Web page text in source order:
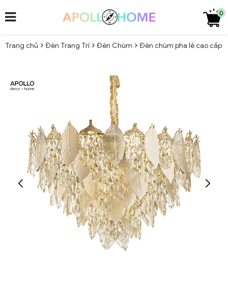
0
Trang chủ Đèn Trang Trí Đèn Chùm Đèn chùm pha lê cao cấp